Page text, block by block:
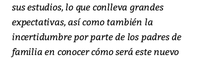
sus estudios, lo que conlleva grandes
expectativas, así como también la
incertidumbre por parte de los padres de
familia en conocer cómo será este nuevo